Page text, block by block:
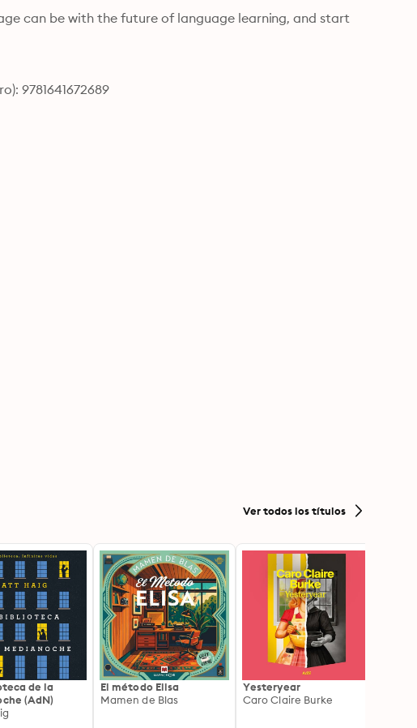
can be with the future of language learning, and start
9781641672689
Ver todos los títulos
de la
(AdN)
El método Elisa
Mamen de Blas
Yesteryear
Caro Claire Burke